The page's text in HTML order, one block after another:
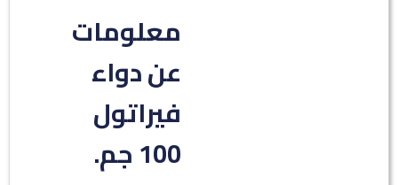
معلومات
عن دواء
فيراتول
100 جم.